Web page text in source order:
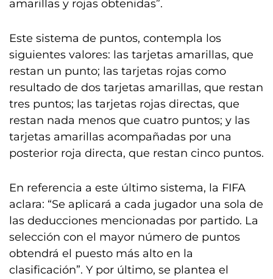
amarillas y rojas obtenidas”.
Este sistema de puntos, contempla los
siguientes valores: las tarjetas amarillas, que
restan un punto; las tarjetas rojas como
resultado de dos tarjetas amarillas, que restan
tres puntos; las tarjetas rojas directas, que
restan nada menos que cuatro puntos; y las
tarjetas amarillas acompañadas por una
posterior roja directa, que restan cinco puntos.
En referencia a este último sistema, la FIFA
aclara: “Se aplicará a cada jugador una sola de
las deducciones mencionadas por partido. La
selección con el mayor número de puntos
obtendrá el puesto más alto en la
clasificación”. Y por último, se plantea el